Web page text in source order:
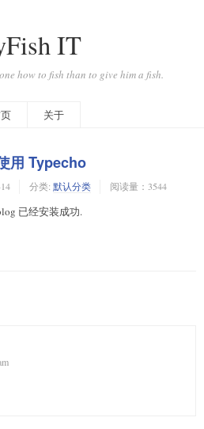
IT
how to fish than to give him a fish.
关于
用 Typecho
分类: 默认分类 阅读量：3544
已经安装成功.